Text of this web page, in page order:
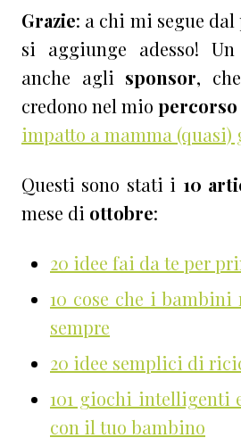
Grazie: a chi mi segue
si aggiunge adesso!
anche agli sponsor,
credono nel miopercorso
impatto a mamma (quasi)
Questi sono stati i 10
mese di ottobre:
20 idee fai da te per
10 cose che i
sempre
20 idee semplici di
101 giochi intelligenti
con il tuo bambino